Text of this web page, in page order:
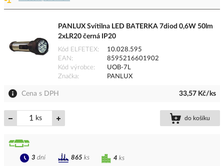
PANLUX Svítilna LED BATERKA 7diod 0,6W 50lm
2xLR20 černá IP20
Kód ELFETEX
10.028.595
EAN
8595216601902
Kód výrobce
UOB-7L
Značka
PANLUX
Cena s DPH 33,57 Kč/ks
ks do košíku
4 ks
3 dní 865 ks